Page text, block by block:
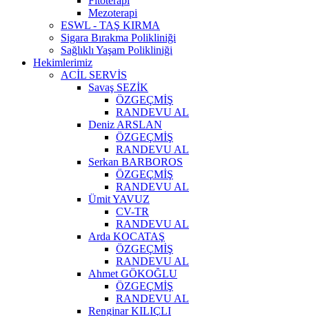
Mezoterapi
ESWL - TAŞ KIRMA
Sigara Bırakma Polikliniği
Sağlıklı Yaşam Polikliniği
Hekimlerimiz
ACİL SERVİS
Savaş SEZİK
ÖZGEÇMİŞ
RANDEVU AL
Deniz ARSLAN
ÖZGEÇMİŞ
RANDEVU AL
Serkan BARBOROS
ÖZGEÇMİŞ
RANDEVU AL
Ümit YAVUZ
CV-TR
RANDEVU AL
Arda KOCATAŞ
ÖZGEÇMİŞ
RANDEVU AL
Ahmet GÖKOĞLU
ÖZGEÇMİŞ
RANDEVU AL
Renginar KILIÇLI